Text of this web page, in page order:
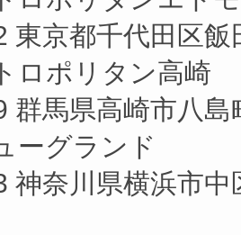
東京都千代田区
ロポリタン高崎
群馬県高崎市八
ーグランド
神奈川県横浜市